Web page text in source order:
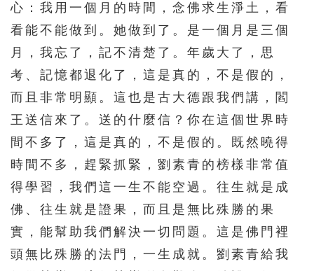
心：我用一個月的時間，念佛求生淨土，看
看能不能做到。她做到了。是一個月是三個
月，我忘了，記不清楚了。年歲大了，思
考、記憶都退化了，這是真的，不是假的，
而且非常明顯。這也是古大德跟我們講，閻
王送信來了。送的什麼信？你在這個世界時
間不多了，這是真的，不是假的。既然曉得
時間不多，趕緊抓緊，劉素青的榜樣非常值
得學習，我們這一生不能空過。往生就是成
佛、往生就是證果，而且是無比殊勝的果
實，能幫助我們解決一切問題。這是佛門裡
頭無比殊勝的法門，一生成就。劉素青給我